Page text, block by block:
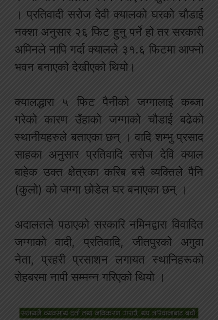
। प्रतिवादी सरोज देवी क्यालको घरको चौडाई
नक्शा अनुसार २६ फिट हुनु पर्ने हो तर सरकारी
अमिनले नापि गर्दा क्यालले ३१.६ फिटमा आफ्नो
भवन बनाएको देखीएको थियो।
क्यालद्धारा ५ फिट पैनीको जग्गालाई कब्जा
गरेको कारण उँहाको जग्गाको चौडाई बढेको
स्थानीयहरुले बताएका छन् । वादि शम्भु प्रसाद
साहका अनुसार प्रतिवादि सरोज देवि क्याल
बाहेक उक्त क्षेत्रका करिब बसै व्यक्तिले पैनि
(कुलो) को जग्गा छोडेल घर बनाएका छन् ।
अदालतले पठाएको सरकारि नमिनद्वारा विवादित
जग्गाको वादी, प्रतिवादि, जीतपुरको अगुवा
नेता, प्रहरी प्रसाशन लगायत स्थानिहरूको
रोहबरमा नापी सम्मन्न गरिएको थियो ।